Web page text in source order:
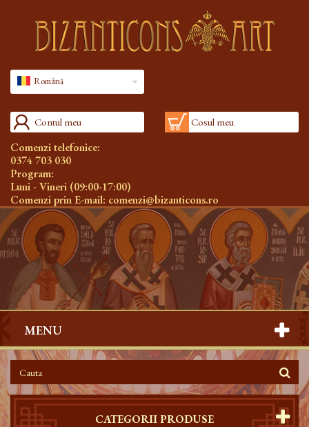
Română
Contul meu Cosul meu
Comenzi telefonice:
0374 703 030
Program:
Luni - Vineri (09:00-17:00)
Comenzi prin E-mail: comenzi@bizanticons.ro
MENU
CATEGORII PRODUSE